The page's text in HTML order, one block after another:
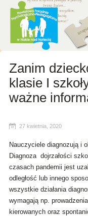
Zanim
klasie I
ważne
27 kwietnia, 2020
Nauczyciele diagnozują i
Diagnoza dojrzałości
czasach pandemii jest
odległość lub innego
wszystkie działania
wymagają np.
kierowanych oraz